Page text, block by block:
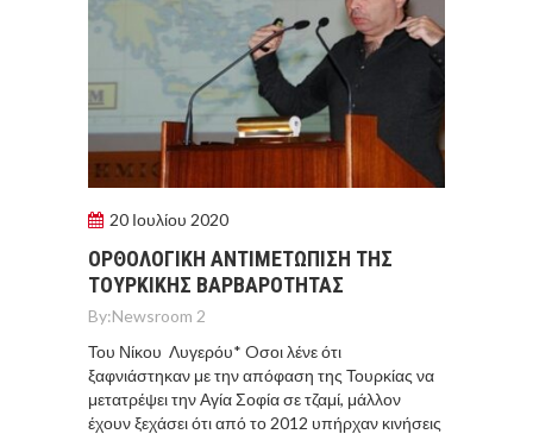
20 Ιουλίου 2020
ΟΡΘΟΛΟΓΙΚH ΑΝΤΙΜΕΤΩΠΙΣΗ ΤΗΣ
ΤΟΥΡΚΙΚΗΣ ΒΑΡΒΑΡΟΤΗΤΑΣ
By:Newsroom 2
Του Νίκου Λυγερόυ* Oσοι λένε ότι
ξαφνιάστηκαν με την απόφαση της Τουρκίας να
μετατρέψει την Αγία Σοφία σε τζαμί, μάλλον
έχουν ξεχάσει ότι από το 2012 υπήρχαν κινήσεις